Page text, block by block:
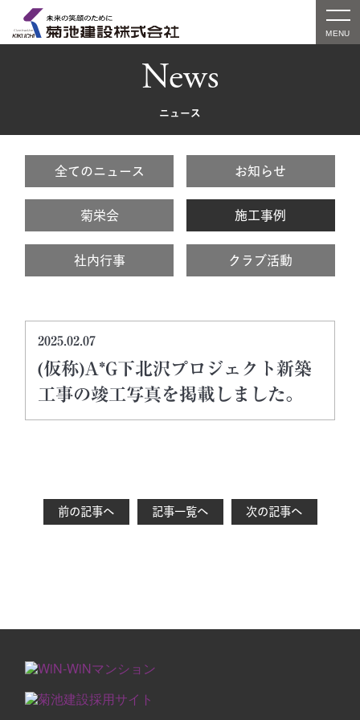
News
ニュース
全てのニュース お知らせ
菊栄会 施工事例
社内行事 クラブ活動
2025.02.07
(仮称)A*G下北沢プロジェクト新築
工事の竣工写真を掲載しました。
前の記事へ 記事一覧へ 次の記事へ